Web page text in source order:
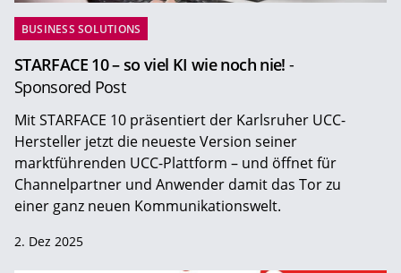
BUSINESS SOLUTIONS
STARFACE 10 – so viel KI wie noch nie!-
Sponsored Post
Mit STARFACE 10 präsentiert der Karlsruher UCC-
Hersteller jetzt die neueste Version seiner
marktführenden UCC-Plattform – und öffnet für
Channelpartner und Anwender damit das Tor zu
einer ganz neuen Kommunikationswelt.
2. Dez 2025